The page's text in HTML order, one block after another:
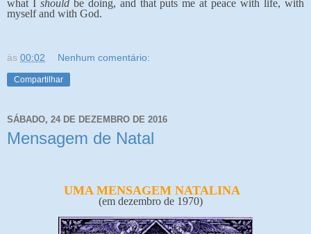
what I should be doing, and that puts me at peace with life, with
myself and with God.
às 00:02 Nenhum comentário:
Compartilhar
SÁBADO, 24 DE DEZEMBRO DE 2016
Mensagem de Natal
UMA MENSAGEM NATALINA
(em dezembro de 1970)